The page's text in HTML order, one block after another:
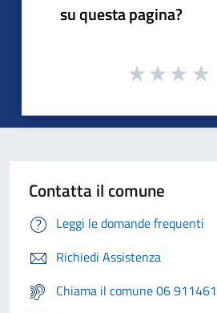
su questa pagina?
Contatta il comune
Leggi le domande frequenti
Richiedi Assistenza
Chiama il comune 06 911461